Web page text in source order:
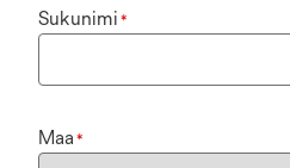
Sukunimi *
Maa *